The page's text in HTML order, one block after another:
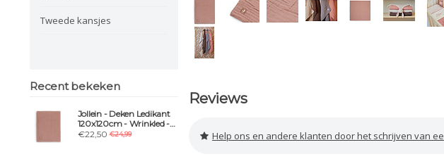
Tweede kansjes
Recent bekeken
Jollein - Deken Ledikant
120x120cm - Wrinkled -
Rosewood
€22,50€24,99
Reviews
Help ons en andere klanten door het schrijven van een review